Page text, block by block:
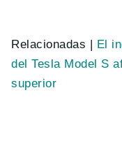
Relacionadas |
El
del Tesla Model S
superior